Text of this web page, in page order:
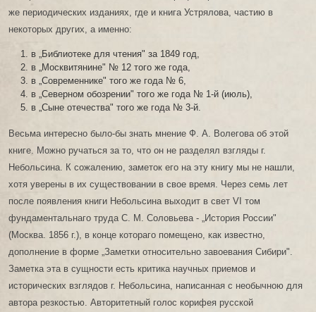
же периодических изданиях, где и книга Устрялова, частию в
некоторых других, а именно:
в „Библиотеке для чтения" за 1849 год,
в „Москвитянине" № 12 того же года,
в „Современнике" того же года № 6,
в „Северном обозрении" того же года № 1-й (июль),
в „Сыне отечества" того же года № 3-й.
Весьма интересно было-бы знать мнение Ф. А. Волегова об этой
книге. Можно ручаться за то, что он не разделял взгляды г.
Небольсина. К сожалению, заметок его на эту книгу мы не нашли,
хотя уверены в их существовании в свое время. Через семь лет
после появления книги Небольсина выходит в свет VI том
фундаментальнаго труда С. М. Соловьева - „История России"
(Москва. 1856 г.), в конце котораго помещено, как известно,
дополнение в форме „Заметки относительно завоевания Сибири".
Заметка эта в сущности есть критика научных приемов и
исторических взглядов г. Небольсина, написанная с необычною для
автора резкостью. Авторитетный голос корифея русской